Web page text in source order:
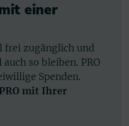
einer
frei zugänglich und
so bleiben. PRO
Spenden.
mit Ihrer